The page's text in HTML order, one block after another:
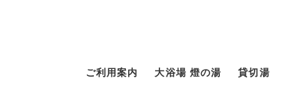
ご利用案内 大浴場 燈の湯 貸切湯